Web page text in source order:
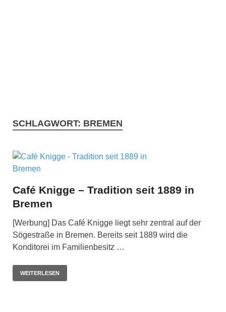
SCHLAGWORT: BREMEN
Café Knigge – Tradition seit 1889 in
Bremen
[Werbung] Das Café Knigge liegt sehr zentral auf der
Sögestraße in Bremen. Bereits seit 1889 wird die
Konditorei im Familienbesitz …
WEITERLESEN